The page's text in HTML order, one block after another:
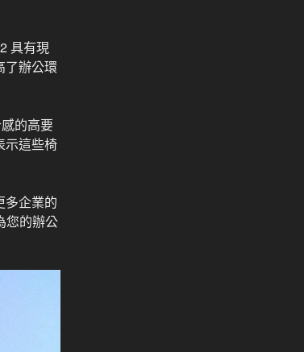
具有現
了辦公環
的高要
示這些椅
多企業的
您的辦公